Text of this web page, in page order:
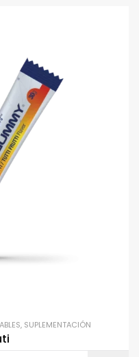
, SUPLEMENTACIÓN